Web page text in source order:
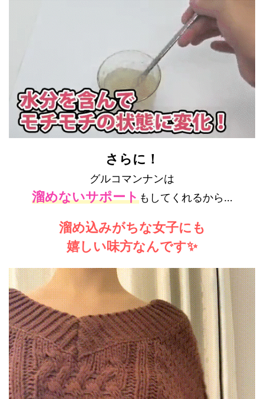
さらに！
グルコマンナンは
溜めないサポートもしてくれるから…
溜め込みがちな女子にも
嬉しい味方なんです✨